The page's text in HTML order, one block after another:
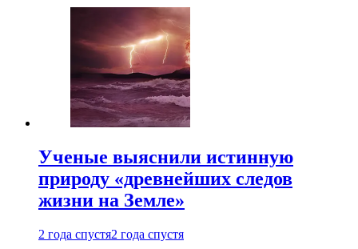
Ученые выяснили истинную
природу «древнейших следов
жизни на Земле»
2 года спустя2 года спустя